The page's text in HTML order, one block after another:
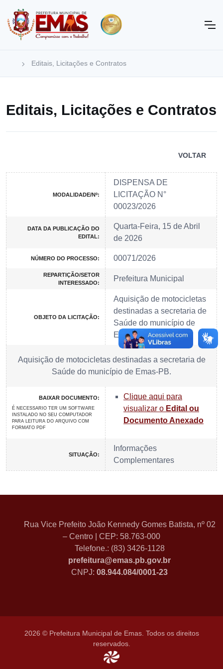
Editais, Licitações e Contratos
Editais, Licitações e Contratos
VOLTAR
MODALIDADE/Nº:
DISPENSA DE
LICITAÇÃO N°
00023/2026
DATA DA PUBLICAÇÃO DO
EDITAL:
Quarta-Feira, 15 de Abril
de 2026
NÚMERO DO PROCESSO: 00071/2026
REPARTIÇÃO/SETOR
INTERESSADO:
Prefeitura Municipal
OBJETO DA LICITAÇÃO:
Aquisição de motocicletas
destinadas a secretaria de
Saúde do município de
Emas-PB.
Aquisição de motocicletas destinadas a secretaria de
Saúde do município de Emas-PB.
BAIXAR DOCUMENTO:
É NECESSARIO TER UM SOFTWARE
INSTALADO NO SEU COMPUTADOR
PARA LEITURA DO ARQUIVO COM
FORMATO PDF
Clique aqui para
visualizar o Edital ou
Documento Anexado
SITUAÇÃO:
Informações
Complementares
Rua Vice Prefeito João Kennedy Gomes Batista, nº 02
– Centro | CEP: 58.763-000
Telefone.: (83) 3426-1128
prefeitura@emas.pb.gov.br
CNPJ: 08.944.084/0001-23
2026 © Prefeitura Municipal de Emas. Todos os direitos
reservados.